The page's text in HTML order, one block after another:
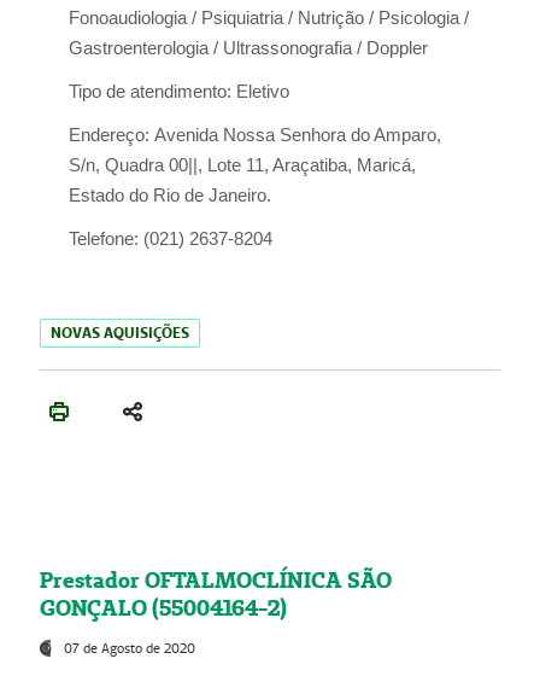
Fonoaudiologia / Psiquiatria / Nutrição / Psicologia /
Gastroenterologia / Ultrassonografia / Doppler
Tipo de atendimento: Eletivo
Endereço: Avenida Nossa Senhora do Amparo,
S/n, Quadra 00||, Lote 11, Araçatiba, Maricá,
Estado do Rio de Janeiro.
Telefone: (021) 2637-8204
NOVAS AQUISIÇÕES
Prestador OFTALMOCLÍNICA SÃO
GONÇALO (55004164-2)
07 de Agosto de 2020